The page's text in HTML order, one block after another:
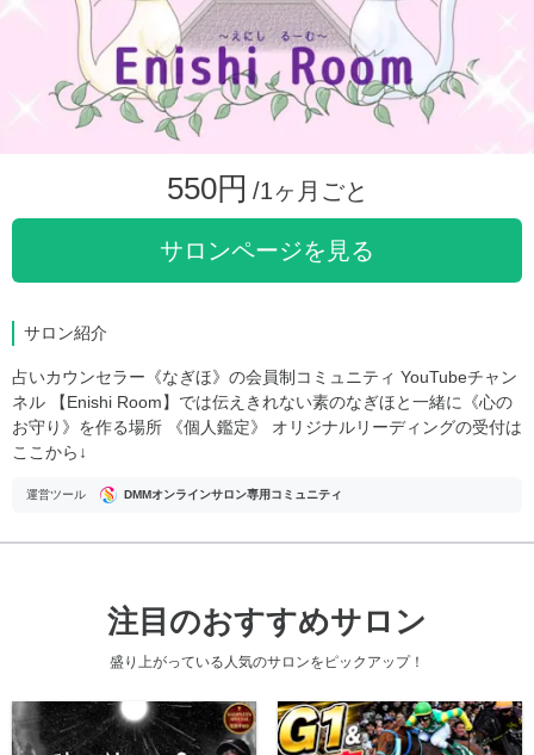
550円 /1ヶ月ごと
サロンページを見る
サロン紹介
占いカウンセラー《なぎほ》の会員制コミュニティ YouTubeチャン
ネル 【Enishi Room】では伝えきれない素のなぎほと一緒に《心の
お守り》を作る場所 《個人鑑定》 オリジナルリーディングの受付は
ここから↓
運営ツール DMMオンラインサロン専用コミュニティ
注目のおすすめサロン
盛り上がっている人気のサロンをピックアップ！